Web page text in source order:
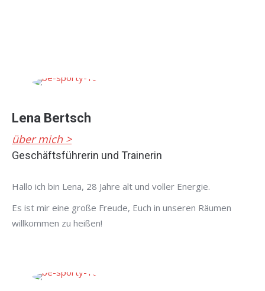
Lena Bertsch
über mich >
Geschäftsführerin und Trainerin
Hallo ich bin Lena, 28 Jahre alt und voller Energie.
Es ist mir eine große Freude, Euch in unseren Räumen
willkommen zu heißen!